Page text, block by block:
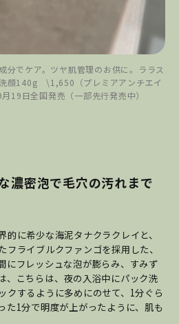
分でケア。ツヤ肌管理のお供に。ララス
顔140g \1,650（プレミアアンチエイ
日全国発売（一部先行発売中）
濃密泡で毛穴の汚れまで
的に希少な海泥タナクラクレイと、
ライブルクファンゴを採用した、
にフレッシュな泡が膨らみ、すみず
、こちらは、夜の入浴中にパック洗
クするように多めにのせて、1分ぐら
た1分で明度が上がったように、肌も